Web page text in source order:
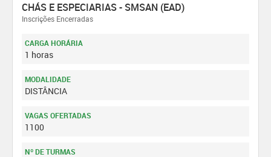
CHÁS E ESPECIARIAS - SMSAN (EAD)
Inscrições Encerradas
CARGA HORÁRIA
1 horas
MODALIDADE
DISTÂNCIA
VAGAS OFERTADAS
1100
Nº DE TURMAS